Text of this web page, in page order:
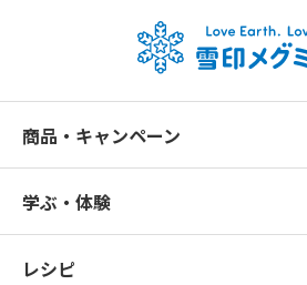
商品・キャンペーン
学ぶ・体験
レシピ